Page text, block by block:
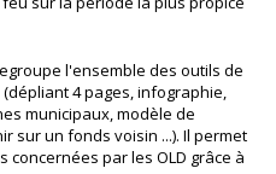
l'ensemble des outils de
4 pages, infographie,
municipaux, modèle de
sur un fonds voisin ...). Il permet
par les OLD grâce à